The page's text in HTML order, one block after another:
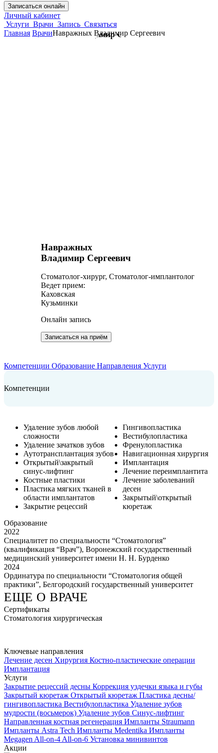
Записаться онлайн
Личный кабинет
Услуги Врачи Запись Связаться
Главная ВрачиНавражных Владимир Сергеевич
Навражных
Владимир Сергеевич
Cтоматолог-хирург, Cтоматолог-имплантолог
Ведет прием:
Каховская
Кузьминки
Онлайн запись
Записаться на приём
Компетенции Образование Направления Услуги
Компетенции
Удаление зубов любой
сложности
Удаление зачатков зубов
Аутотрансплантация зубов
Открытый\закрытый
синус-лифтинг
Костные пластики
Пластика мягких тканей в
области имплантатов
Закрытие рецессий
Гингивопластика
Вестибулопластика
Френулопластика
Навигационная хирургия
Имплантация
Лечение переимплантита
Лечение заболеваний
десен
Закрытый\открытый
кюретаж
Образование
2022
Специалитет по специальности “Стоматология”
(квалификация “Врач”), Воронежский государственный
медицинский университет имени Н. Н. Бурденко
2024
Ординатура по специальности “Стоматология общей
практики”, Белгородский государственный университет
ЕЩЕ О ВРАЧЕ
Сертификаты
Стоматология хирургическая
Ключевые направления
Лечение десен Хирургия Костно-пластические операции
Имплантация
Услуги
Закрытие рецессий десны Коррекция уздечки языка и губы
Закрытый кюретаж Открытый кюретаж Пластика десны/
гингивопластика Вестибулопластика Удаление зубов
мудрости (восьмерок) Удаление зубов Синус-лифтинг
Направленная костная регенерация Импланты Straumann
Импланты Astra Tech Импланты Medentika Импланты
MegagenAll-on-4All-on-6 Установка минивинтов
Акции